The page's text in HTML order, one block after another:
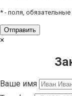
* - поля,
×
Ваше имя